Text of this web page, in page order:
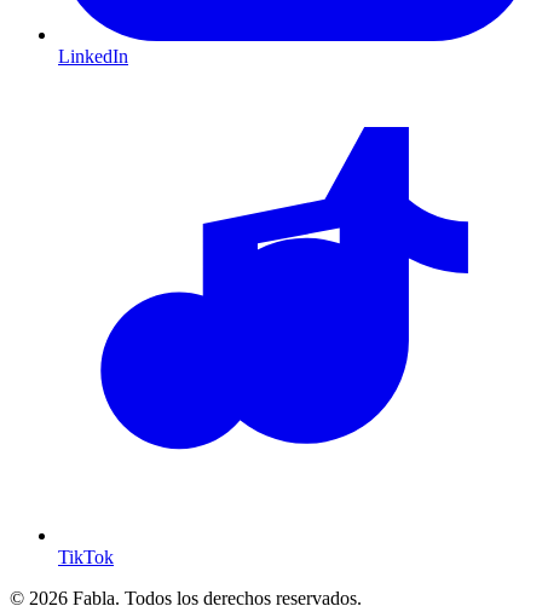
LinkedIn
TikTok
© 2026 Fabla. Todos los derechos reservados.